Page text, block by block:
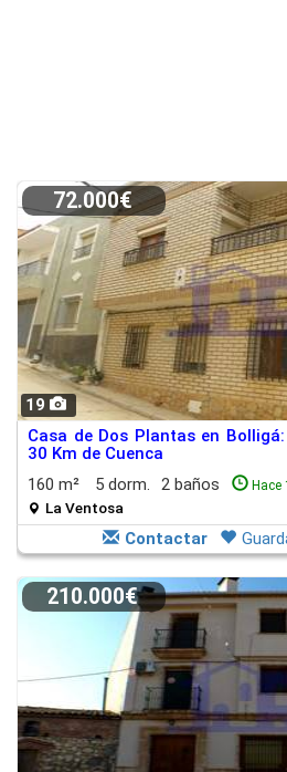
19
72.000€
Casa de Dos Plantas en
30 Km de Cuenca
160 m²
5 dorm. 2 baños Hace
La Ventosa
Contactar
210.000€